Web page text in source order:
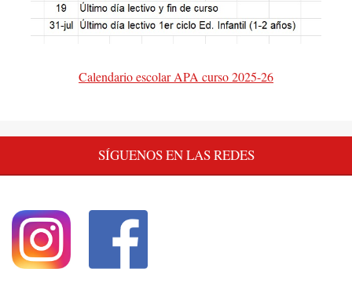
Calendario escolar APA curso 2025-26
SÍGUENOS EN LAS REDES